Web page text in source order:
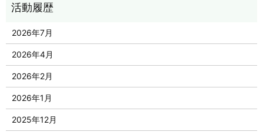
2026年7月
2026年4月
2026年2月
2026年1月
2025年12月